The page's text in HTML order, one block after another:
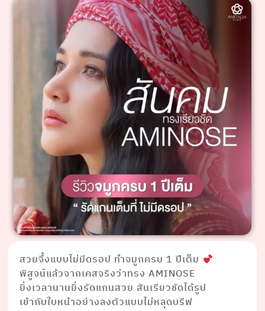
สวยจึ้งแบบไม่มีดรอป ทำจมูกครบ 1 ปีเต็ม
พิสูจน์แล้วจากเคสจริงว่าทรง AMINOSE
ยิ่งเวลานานยิ่งรัดแกนสวย สันเรียวชัดได้รูป
เข้ากับใบหน้าอย่างลงตัวแบบไม่หลุดบรีฟ